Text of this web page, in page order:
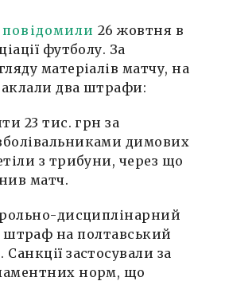
повідомили 26 жовтня в
футболу. За
матеріалів матчу, на
два штрафи:
23 тис. грн за
димових
з трибуни, через що
матч.
дисциплінарний
штраф на полтавський
застосували за
норм, що